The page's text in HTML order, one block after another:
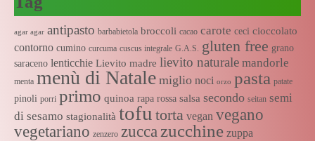
agar agar antipasto barbabietola broccoli cacao carote ceci cioccolato
contorno cumino curcuma cuscus integrale G.A.S. gluten free grano
saraceno lenticchie Lievito madre lievito naturale mandorle
menta menù di Natale miglio noci orzo pasta patate
pinoli porri primo quinoa rapa rossa salsa secondo seitan semi
di sesamo stagionalità tofu torta vegan vegano
vegetariano zenzero zucca zucchine zuppa